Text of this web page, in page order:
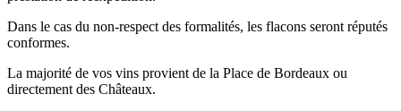
Dans le cas du non-respect des formalités, les flacons seront réputés
conformes.
La majorité de vos vins provient de la Place de Bordeaux ou
directement des Châteaux.